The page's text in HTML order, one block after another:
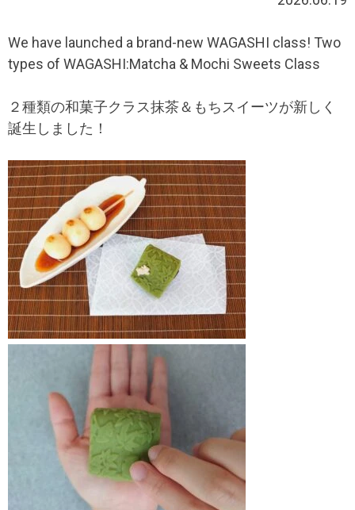
We have launched a brand-new WAGASHI class! Two
types of WAGASHI:Matcha & Mochi Sweets Class
２種類の和菓子クラス抹茶＆もちスイーツが新しく
誕生しました！